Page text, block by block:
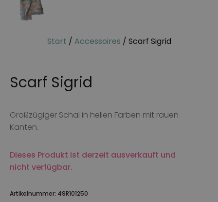
Start / Accessoires / Scarf Sigrid
Scarf Sigrid
Großzügiger Schal in hellen Farben mit rauen
Kanten.
Dieses Produkt ist derzeit ausverkauft und
nicht verfügbar.
Artikelnummer: 49R101250